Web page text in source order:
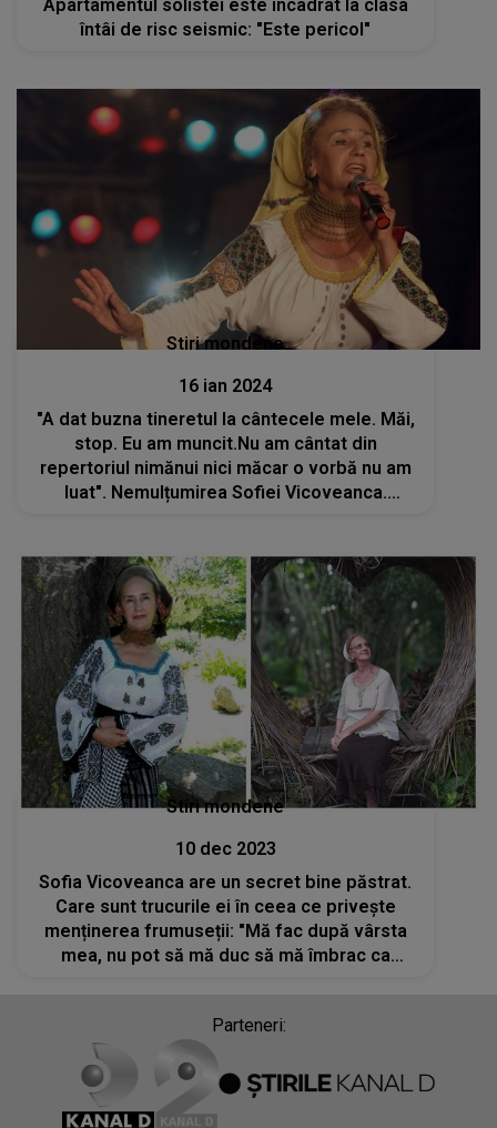
Apartamentul solistei este încadrat la clasa
întâi de risc seismic: "Este pericol"
Stiri mondene
16 ian 2024
"A dat buzna tineretul la cântecele mele. Măi,
stop. Eu am muncit.Nu am cântat din
repertoriul nimănui nici măcar o vorbă nu am
luat". Nemulțumirea Sofiei Vicoveanca.
Stiri mondene
10 dec 2023
Sofia Vicoveanca are un secret bine păstrat.
Care sunt trucurile ei în ceea ce privește
menținerea frumuseții: "Mă fac după vârsta
mea, nu pot să mă duc să mă îmbrac ca
Parteneri: